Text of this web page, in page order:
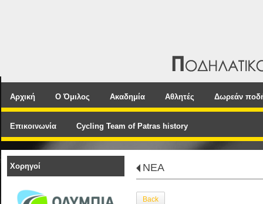
Αρχική Ο Όμιλος Ακαδημία Αθλητές Δωρεάν
Επικοινωνία Cycling Team of Patras history
Χορηγοί NEA
Back